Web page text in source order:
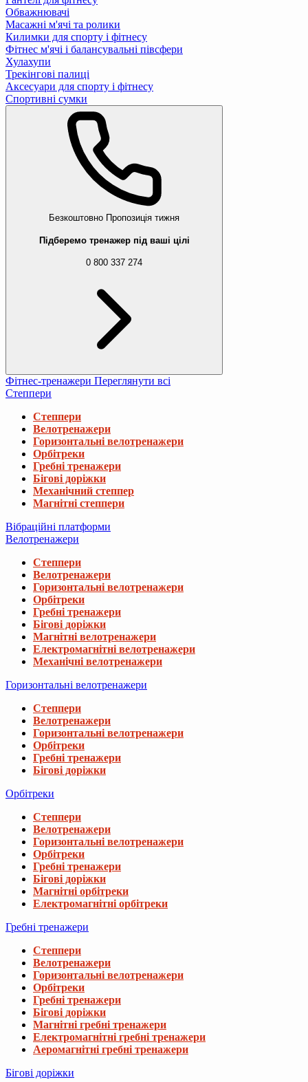
Обважнювачі
Масажні м'ячі та ролики
Килимки для спорту і фітнесу
Фітнес м'ячі і балансувальні півсфери
Хулахупи
Трекінгові палиці
Аксесуари для спорту і фітнесу
Спортивні сумки
Безкоштовно Пропозиція тижня
Підберемо тренажер під ваші цілі
0 800 337 274
Фітнес-тренажери Переглянути всі
Степпери
Степпери
Велотренажери
Горизонтальні велотренажери
Орбітреки
Гребні тренажери
Бігові доріжки
Механічний степпер
Магнітні степпери
Вібраційні платформи
Велотренажери
Степпери
Велотренажери
Горизонтальні велотренажери
Орбітреки
Гребні тренажери
Бігові доріжки
Магнітні велотренажери
Електромагнітні велотренажери
Механічні велотренажери
Горизонтальні велотренажери
Степпери
Велотренажери
Горизонтальні велотренажери
Орбітреки
Гребні тренажери
Бігові доріжки
Орбітреки
Степпери
Велотренажери
Горизонтальні велотренажери
Орбітреки
Гребні тренажери
Бігові доріжки
Магнітні орбітреки
Електромагнітні орбітреки
Гребні тренажери
Степпери
Велотренажери
Горизонтальні велотренажери
Орбітреки
Гребні тренажери
Бігові доріжки
Магнітні гребні тренажери
Електромагнітні гребні тренажери
Аеромагнітні гребні тренажери
Бігові доріжки